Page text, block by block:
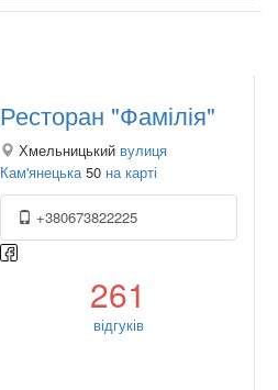
Ресторан "Фамілія"
Хмельницький вулиця
Кам'янецька50 на карті
+380673822225
261
відгуків